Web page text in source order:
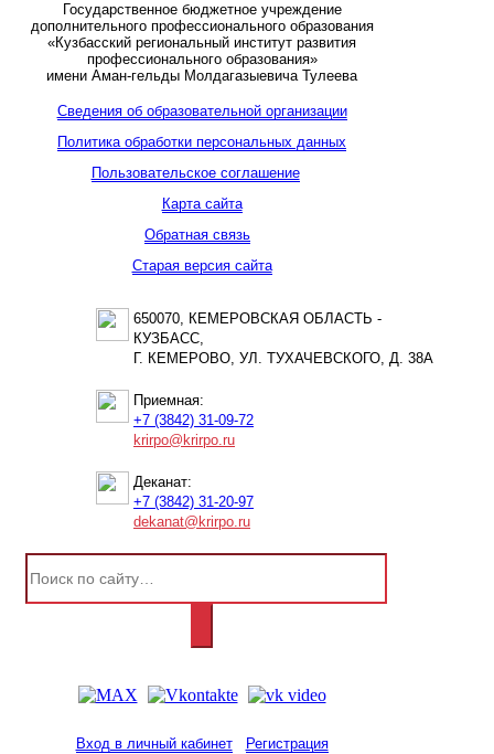
Государственное бюджетное учреждение
дополнительного профессионального образования
«Кузбасский региональный институт развития
профессионального образования»
имени Аман-гельды Молдагазыевича Тулеева
Сведения об образовательной организации
Политика обработки персональных данных
Пользовательское соглашение
Карта сайта
Обратная связь
Старая версия сайта
650070, КЕМЕРОВСКАЯ ОБЛАСТЬ -
КУЗБАСС,
Г. КЕМЕРОВО, УЛ. ТУХАЧЕВСКОГО, Д. 38А
Приемная:
+7 (3842) 31-09-72
krirpo@krirpo.ru
Деканат:
+7 (3842) 31-20-97
dekanat@krirpo.ru
Вход в личный кабинет Регистрация